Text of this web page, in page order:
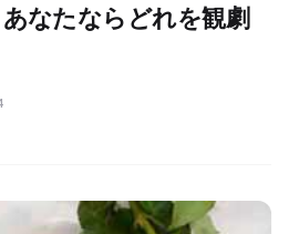
なたならどれを観劇